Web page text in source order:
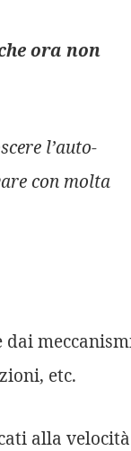
ora non
l’auto-
con molta
dai
etc.
alla velocità